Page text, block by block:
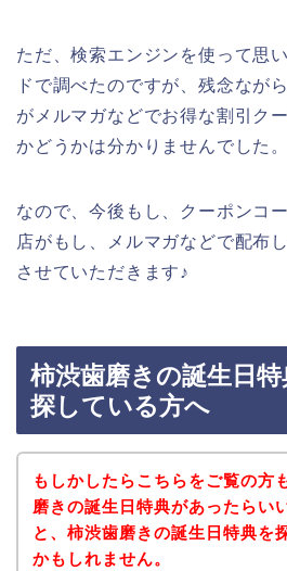
ただ、検索エンジンを使って思
ドで調べたのですが、残念なが
がメルマガなどでお得な割引ク
かどうかは分かりませんでした。
なので、今後もし、クーポンコ
店がもし、メルマガなどで配布
させていただきます♪
柿渋歯磨きの誕生日
探している方へ
もしかしたらこちらをご覧の方
磨きの誕生日特典があったらい
と、柿渋歯磨きの誕生日特典を
かもしれません。